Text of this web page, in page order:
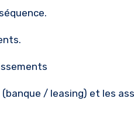
/ leasing) et les